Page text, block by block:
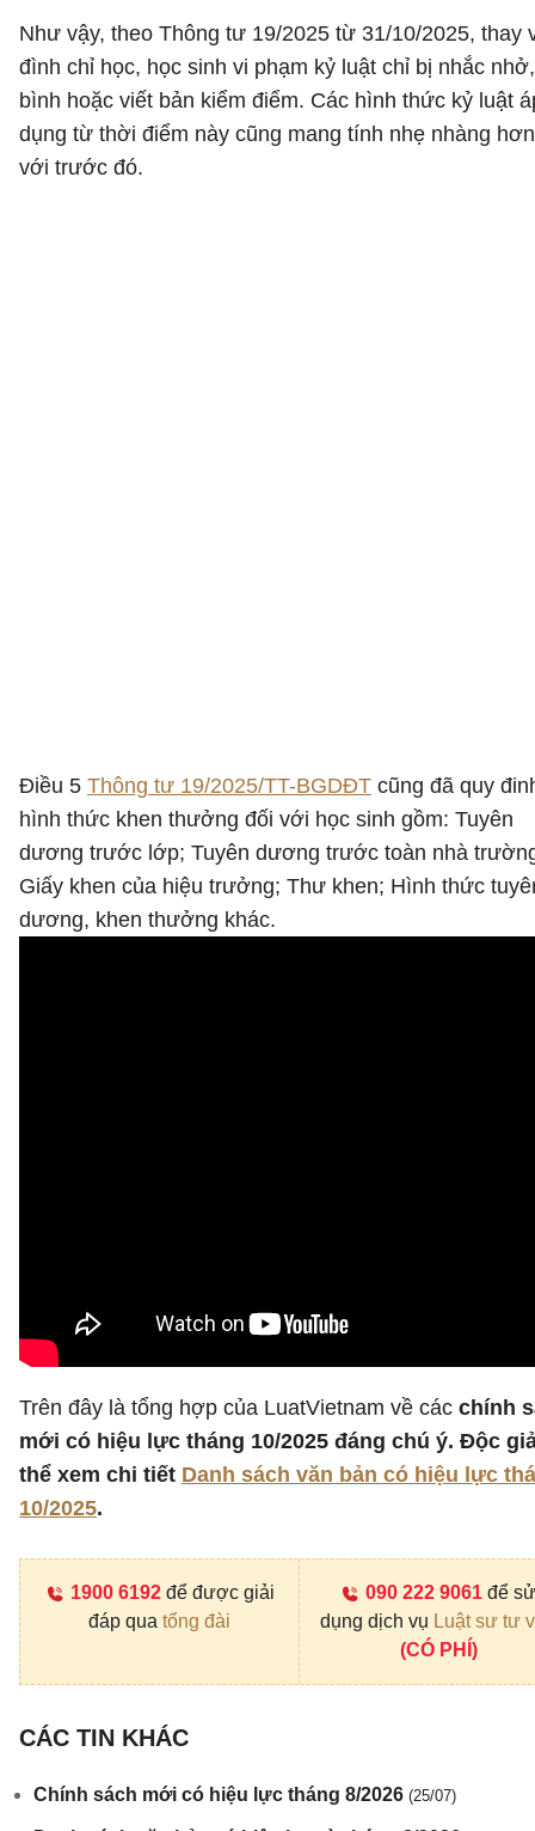
Như vậy, theo Thông tư 19/2025 từ 31/10/2025, thay
đình chỉ học, học sinh vi phạm kỷ luật chỉ bị nhắc
bình hoặc viết bản kiểm điểm. Các hình thức kỷ luật
dụng từ thời điểm này cũng mang tính nhẹ nhàng
với trước đó.
Điều 5 Thông tư 19/2025/TT-BGDĐT cũng đã quy
hình thức khen thưởng đối với học sinh gồm: Tuyên
dương trước lớp; Tuyên dương trước toàn nhà
Giấy khen của hiệu trưởng; Thư khen; Hình thức
dương, khen thưởng khác.
Trên đây là tổng hợp của LuatVietnam về các chính
mới có hiệu lực tháng 10/2025 đáng chú ý. Độc
thể xem chi tiết Danh sách văn bản có hiệu lực
10/2025.
1900 6192để được giải
đáp qua tổng đài
090 222 9061 để sử
dụng dịch vụ Luật sư tư
(CÓ PHÍ)
CÁC TIN KHÁC
Chính sách mới có hiệu lực tháng 8/2026 (25/07)